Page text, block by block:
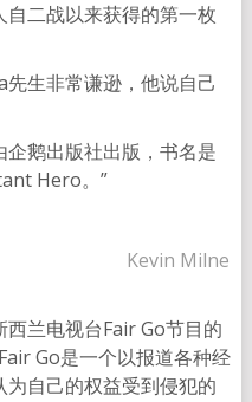
二战以来获得的第一枚
生非常谦逊，他说自己
鹅出版社出版，书名是
Hero。”
Kevin Milne
兰电视台Fair Go节目的
Go是一个以报道各种经
自己的权益受到侵犯的